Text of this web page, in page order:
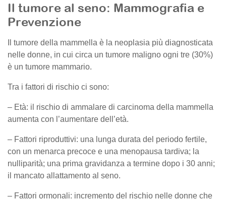
Il tumore al seno: Mammografia e
Prevenzione
Il tumore della mammella è la neoplasia più diagnosticata
nelle donne, in cui circa un tumore maligno ogni tre (30%)
è un tumore mammario.
Tra i fattori di rischio ci sono:
– Età: il rischio di ammalare di carcinoma della mammella
aumenta con l’aumentare dell’età.
– Fattori riproduttivi: una lunga durata del periodo fertile,
con un menarca precoce e una menopausa tardiva; la
nulliparità; una prima gravidanza a termine dopo i 30 anni;
il mancato allattamento al seno.
– Fattori ormonali: incremento del rischio nelle donne che